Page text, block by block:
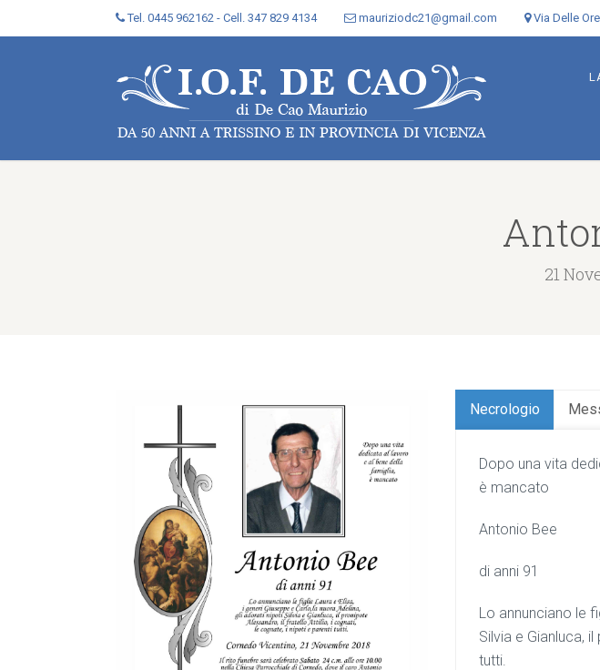
Tel. 0445 962162 - Cell. 347 829 4134 mauriziodc21@gmail.com Via Delle
21
Necrologio
Dopo una vita
è mancato
Antonio Bee
di anni 91
Lo annunciano le
Silvia e Gianluca,
tutti.